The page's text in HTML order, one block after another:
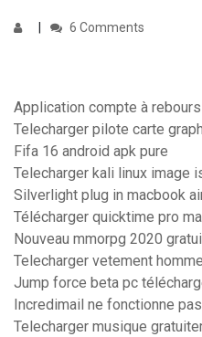
6 Comments
Application compte à
Telecharger pilote carte
Fifa 16 android apk pure
Telecharger kali linux image
Silverlight plug in macbook
Télécharger quicktime pro
Nouveau mmorpg 2020
Telecharger vetement
Jump force beta pc
Incredimail ne fonctionne
Telecharger musique